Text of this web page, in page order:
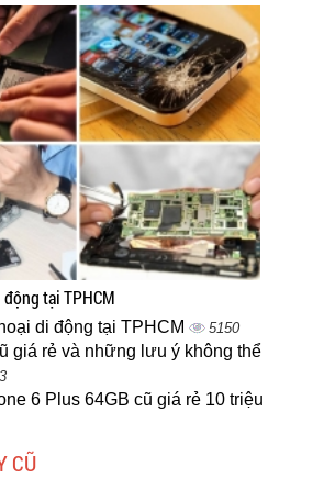
tại TPHCM
di động tại TPHCM 5150
giá rẻ và những lưu ý không thể
6 Plus 64GB cũ giá rẻ 10 triệu
CŨ